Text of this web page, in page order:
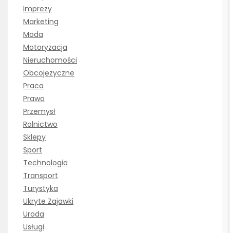
Imprezy
Marketing
Moda
Motoryzacja
Nieruchomości
Obcojęzyczne
Praca
Prawo
Przemysł
Rolnictwo
Sklepy
Sport
Technologia
Transport
Turystyka
Ukryte Zajawki
Uroda
Usługi